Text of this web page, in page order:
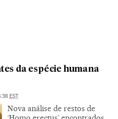
da espécie humana
EST
Nova análise de restos de